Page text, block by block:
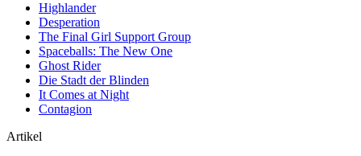
Highlander
Desperation
The Final Girl Support Group
Spaceballs: The New One
Ghost Rider
Die Stadt der Blinden
It Comes at Night
Contagion
Artikel